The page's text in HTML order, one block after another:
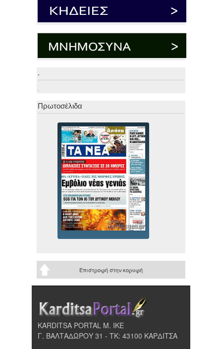
.
.
Πρωτοσέλιδα
Επιστροφή στην κορυφή
KARDITSA PORTAL Μ. ΙΚΕ
Γ. ΒΑΛΤΑΔΩΡΟΥ 31 - ΤΚ: 43100 ΚΑΡΔΙΤΣΑ